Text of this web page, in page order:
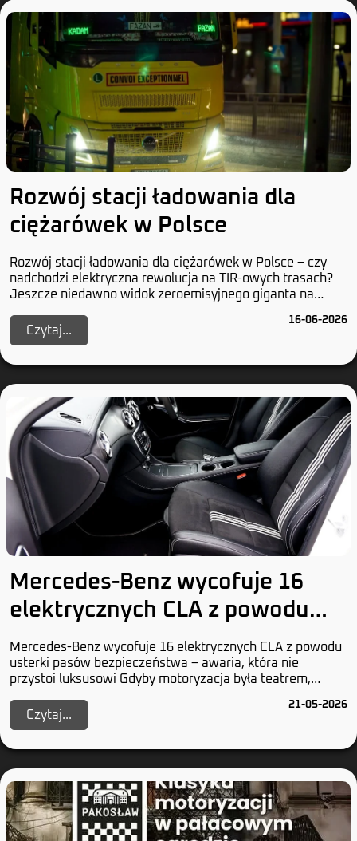
Rozwój stacji ładowania dla
ciężarówek w Polsce
Rozwój stacji ładowania dla ciężarówek w Polsce – czy
nadchodzi elektryczna rewolucja na TIR-owych trasach?
Jeszcze niedawno widok zeroemisyjnego giganta na
Czytaj...
16-06-2026
Mercedes-Benz wycofuje 16
elektrycznych CLA z powodu
usterki pasów bezpieczeństwa
Mercedes-Benz wycofuje 16 elektrycznych CLA z powodu
usterki pasów bezpieczeństwa – awaria, która nie
przystoi luksusowi Gdyby motoryzacja była teatrem,
Czytaj...
21-05-2026